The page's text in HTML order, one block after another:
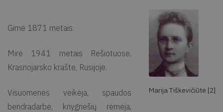
Marija Tiškevičiūtė [2]
Gimė 1871 metais.
Mirė 1941 metais Rešiotuose,
Krasnojarsko krašte, Rusijoje.
Visuomenės veikėja, spaudos
bendradarbė, knygnešių rėmėja,